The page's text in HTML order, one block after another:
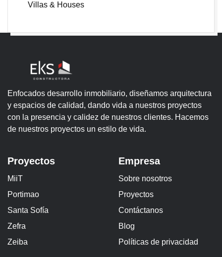
Villas & Houses
Enfocados desarrollo inmobiliario, diseñamos arquitectura
y espacios de calidad, dando vida a nuestros proyectos
con la presencia y calidez de nuestros clientes. Hacemos
de nuestros proyectos un estilo de vida.
Proyectos
MiiT
Portimao
Santa Sofía
Zefra
Zeiba
Empresa
Sobre nosotros
Proyectos
Contáctanos
Blog
Políticas de privacidad